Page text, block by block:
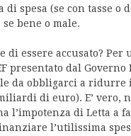
spesa (se con tasse o
bene o male.
essere accusato? Per
presentato dal
da obbligarci a
di euro). E’ vero,
l’impotenza di Letta a
l’utilissima